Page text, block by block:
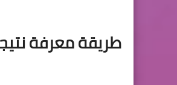
طريقة معرفة